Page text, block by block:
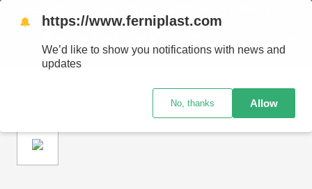
🔔 https://www.ferniplast.com
We’d like to show you notifications with news and
updates
No, thanks Allow